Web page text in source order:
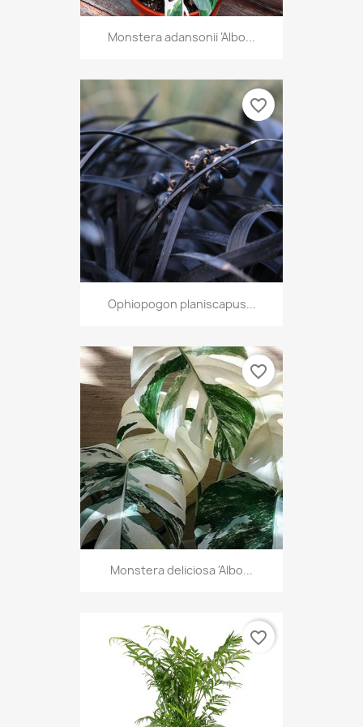
Monstera adansonii 'Albo...
Ophiopogon planiscapus...
favorite_border
Monstera deliciosa 'Albo...
favorite_border
favorite_border